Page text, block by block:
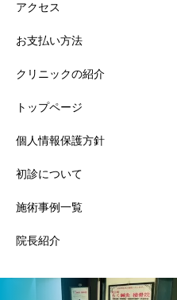
アクセス
お支払い方法
クリニックの紹介
トップページ
個人情報保護方針
初診について
施術事例一覧
院長紹介